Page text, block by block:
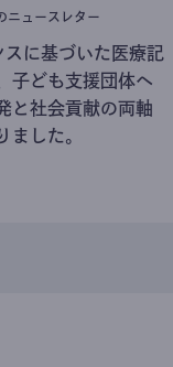
ニュースレター
に基づいた医療記
子ども支援団体へ
と社会貢献の両軸
ました。